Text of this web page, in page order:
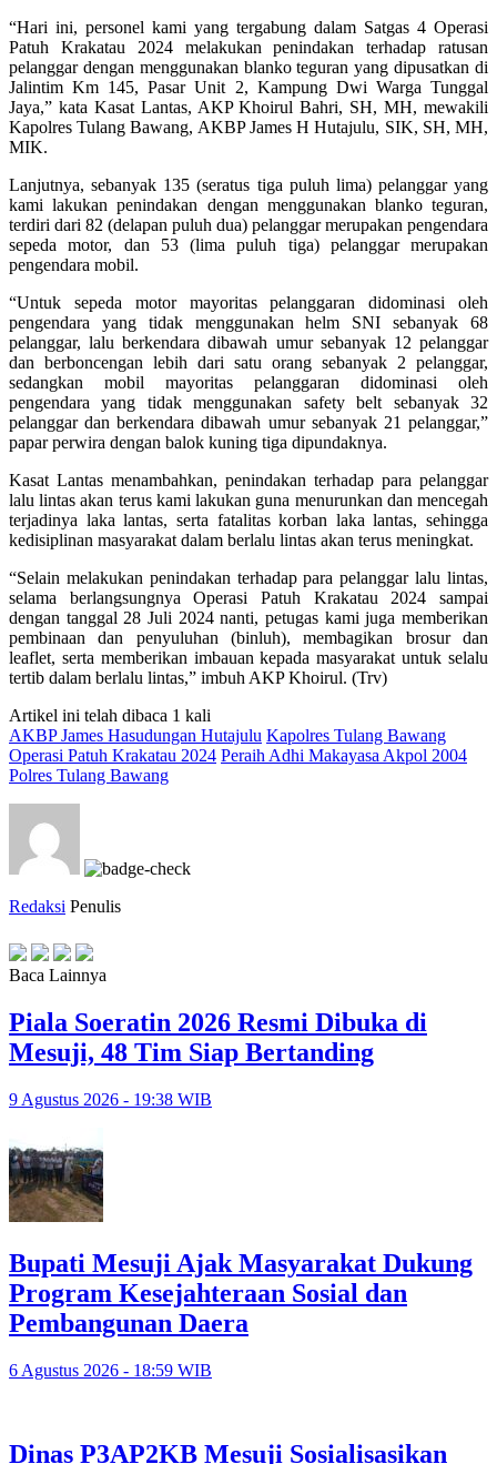
“Hari ini, personel kami yang tergabung dalam Satgas 4 Operasi
Patuh Krakatau 2024 melakukan penindakan terhadap ratusan
pelanggar dengan menggunakan blanko teguran yang dipusatkan di
Jalintim Km 145, Pasar Unit 2, Kampung Dwi Warga Tunggal
Jaya,” kata Kasat Lantas, AKP Khoirul Bahri, SH, MH, mewakili
Kapolres Tulang Bawang, AKBP James H Hutajulu, SIK, SH, MH,
MIK.
Lanjutnya, sebanyak 135 (seratus tiga puluh lima) pelanggar yang
kami lakukan penindakan dengan menggunakan blanko teguran,
terdiri dari 82 (delapan puluh dua) pelanggar merupakan pengendara
sepeda motor, dan 53 (lima puluh tiga) pelanggar merupakan
pengendara mobil.
“Untuk sepeda motor mayoritas pelanggaran didominasi oleh
pengendara yang tidak menggunakan helm SNI sebanyak 68
pelanggar, lalu berkendara dibawah umur sebanyak 12 pelanggar
dan berboncengan lebih dari satu orang sebanyak 2 pelanggar,
sedangkan mobil mayoritas pelanggaran didominasi oleh
pengendara yang tidak menggunakan safety belt sebanyak 32
pelanggar dan berkendara dibawah umur sebanyak 21 pelanggar,”
papar perwira dengan balok kuning tiga dipundaknya.
Kasat Lantas menambahkan, penindakan terhadap para pelanggar
lalu lintas akan terus kami lakukan guna menurunkan dan mencegah
terjadinya laka lantas, serta fatalitas korban laka lantas, sehingga
kedisiplinan masyarakat dalam berlalu lintas akan terus meningkat.
“Selain melakukan penindakan terhadap para pelanggar lalu lintas,
selama berlangsungnya Operasi Patuh Krakatau 2024 sampai
dengan tanggal 28 Juli 2024 nanti, petugas kami juga memberikan
pembinaan dan penyuluhan (binluh), membagikan brosur dan
leaflet, serta memberikan imbauan kepada masyarakat untuk selalu
tertib dalam berlalu lintas,” imbuh AKP Khoirul. (Trv)
Artikel ini telah dibaca 1 kali
AKBP James Hasudungan Hutajulu Kapolres Tulang Bawang
Operasi Patuh Krakatau 2024 Peraih Adhi Makayasa Akpol 2004
Polres Tulang Bawang
Redaksi Penulis
Baca Lainnya
Piala Soeratin 2026 Resmi Dibuka di
Mesuji, 48 Tim Siap Bertanding
9 Agustus 2026 - 19:38 WIB
Bupati Mesuji Ajak Masyarakat Dukung
Program Kesejahteraan Sosial dan
Pembangunan Daera
6 Agustus 2026 - 18:59 WIB
Dinas P3AP2KB Mesuji Sosialisasikan